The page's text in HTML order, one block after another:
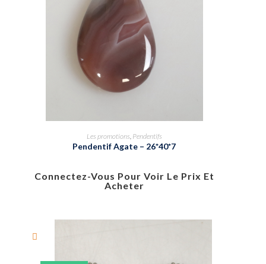
Les promotions Pendentifs
Pendentif Agate – 26*40*7
Connectez-Vous Pour Voir Le Prix Et
Acheter